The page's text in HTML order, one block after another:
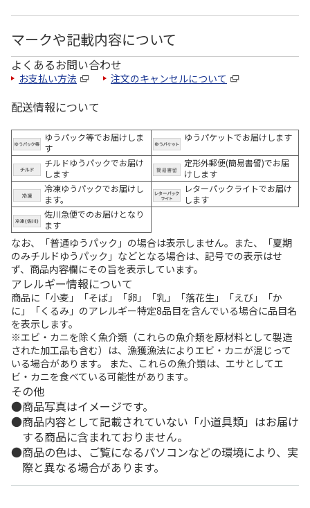
マークや記載内容について
よくあるお問い合わせ
お支払い方法 注文のキャンセルについて
配送情報について
ゆうパック等でお届けしま
す
ゆうパケットでお届けします
チルドゆうパックでお届け
します
定形外郵便(簡易書留)でお届
けします
冷凍ゆうパックでお届けし
ます。
レターパックライトでお届け
します
佐川急便でのお届けとなり
ます
なお、「普通ゆうパック」の場合は表示しません。また、「夏期
のみチルドゆうパック」などとなる場合は、記号での表示はせ
ず、商品内容欄にその旨を表示しています。
アレルギー情報について
商品に「小麦」「そば」「卵」「乳」「落花生」「えび」「か
に」「くるみ」のアレルギー特定8品目を含んでいる場合に品目名
を表示します。
※エビ・カニを除く魚介類（これらの魚介類を原材料として製造
された加工品も含む）は、漁獲漁法によりエビ・カニが混じって
いる場合があります。 また、これらの魚介類は、エサとしてエ
ビ・カニを食べている可能性があります。
その他
商品写真はイメージです。
商品内容として記載されていない「小道具類」はお届け
する商品に含まれておりません。
商品の色は、ご覧になるパソコンなどの環境により、実
際と異なる場合があります。